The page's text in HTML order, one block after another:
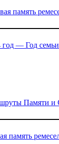
память
год — Год семьи
Памяти и
память